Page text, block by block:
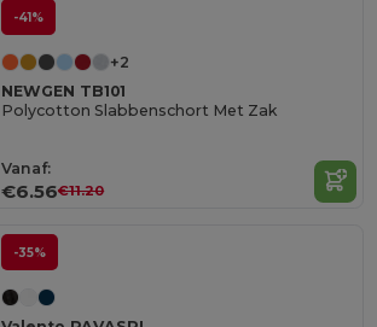
-41%
+2
NEWGEN TB101
Polycotton Slabbenschort Met Zak
Vanaf:
€6.56€11.20
-35%